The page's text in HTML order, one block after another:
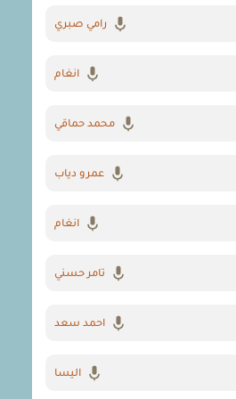
رامي صبري
انغام
محمد حماقي
عمرو دياب
انغام
تامر حسني
احمد سعد
اليسا